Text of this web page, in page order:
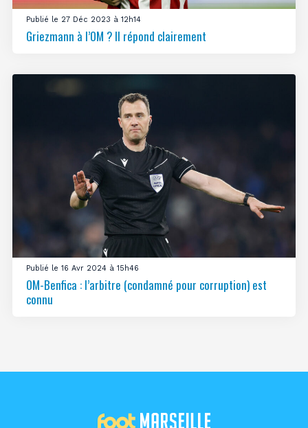
Publié le 27 Déc 2023 à 12h14
Griezmann à l’OM ? Il répond clairement
Publié le 16 Avr 2024 à 15h46
OM-Benfica : l’arbitre (condamné pour corruption) est
connu